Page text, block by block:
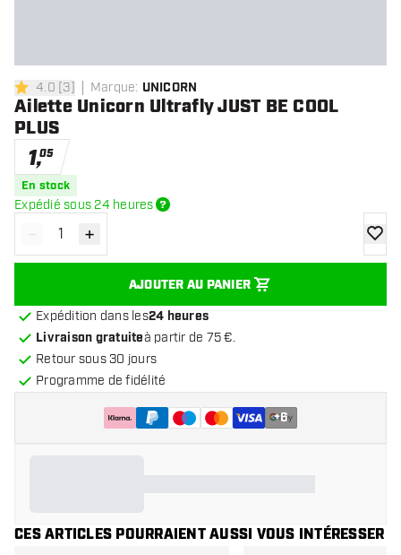
4 étoiles de notation
4.0 [3] Marque: UNICORN
Ailette Unicorn Ultrafly JUST BE COOL
PLUS
1,05
En stock
Expédié sous 24 heures
Diminuer la quantité
- Augmenter la quantité
+
AJOUTER AU PANIER
Expédition dans les24 heures
Livraison gratuiteà partir de 75 €.
Retour sous 30 jours
Programme de fidélité
+6
CES ARTICLES POURRAIENT AUSSI VOUS INTÉRESSER